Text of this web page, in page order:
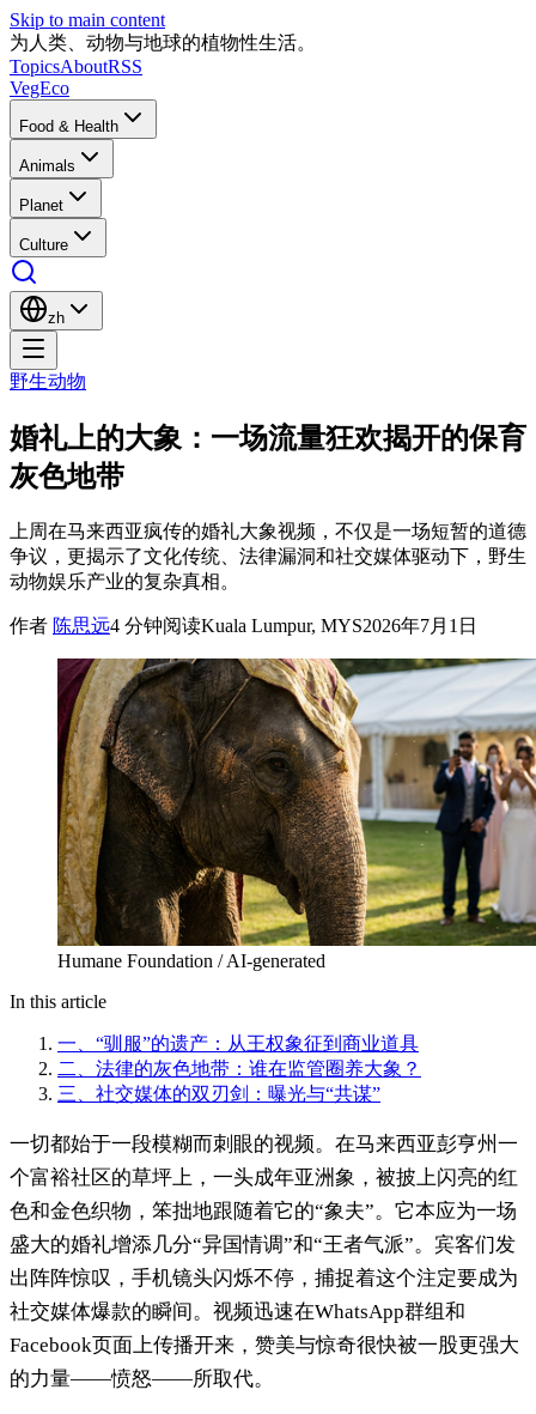
Skip to main content
为人类、动物与地球的植物性生活。
TopicsAboutRSS
VegEco
Food & Health
Animals
Planet
Culture
zh
野生动物
婚礼上的大象：一场流量狂欢揭开的保育
灰色地带
上周在马来西亚疯传的婚礼大象视频，不仅是一场短暂的道德
争议，更揭示了文化传统、法律漏洞和社交媒体驱动下，野生
动物娱乐产业的复杂真相。
作者 陈思远4 分钟阅读Kuala Lumpur, MYS2026年7月1日
Humane Foundation / AI-generated
In this article
一、“驯服”的遗产：从王权象征到商业道具
二、法律的灰色地带：谁在监管圈养大象？
三、社交媒体的双刃剑：曝光与“共谋”
一切都始于一段模糊而刺眼的视频。在马来西亚彭亨州一
个富裕社区的草坪上，一头成年亚洲象，被披上闪亮的红
色和金色织物，笨拙地跟随着它的“象夫”。它本应为一场
盛大的婚礼增添几分“异国情调”和“王者气派”。宾客们发
出阵阵惊叹，手机镜头闪烁不停，捕捉着这个注定要成为
社交媒体爆款的瞬间。视频迅速在WhatsApp群组和
Facebook页面上传播开来，赞美与惊奇很快被一股更强大
的力量——愤怒——所取代。